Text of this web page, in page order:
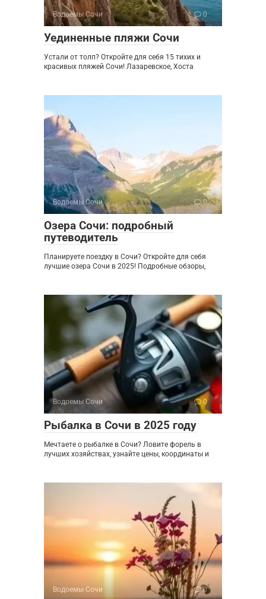
Водоемы Сочи 0
Уединенные пляжи Сочи
Устали от толп? Откройте для себя 15 тихих и
красивых пляжей Сочи! Лазаревское, Хоста
Водоемы Сочи 0
Озера Сочи: подробный
путеводитель
Планируете поездку в Сочи? Откройте для себя
лучшие озера Сочи в 2025! Подробные обзоры,
Водоемы Сочи 0
Рыбалка в Сочи в 2025 году
Мечтаете о рыбалке в Сочи? Ловите форель в
лучших хозяйствах, узнайте цены, координаты и
Водоемы Сочи 0